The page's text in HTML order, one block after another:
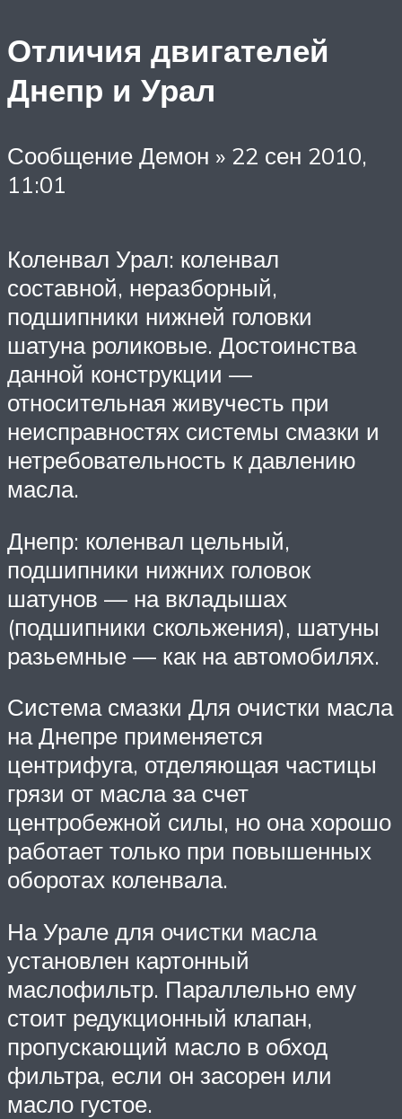
Отличия двигателей
Днепр и Урал
Сообщение Демон » 22 сен 2010,
11:01
Коленвал Урал: коленвал
составной, неразборный,
подшипники нижней головки
шатуна роликовые. Достоинства
данной конструкции —
относительная живучесть при
неисправностях системы смазки и
нетребовательность к давлению
масла.
Днепр: коленвал цельный,
подшипники нижних головок
шатунов — на вкладышах
(подшипники скольжения), шатуны
разьемные — как на автомобилях.
Система смазки Для очистки масла
на Днепре применяется
центрифуга, отделяющая частицы
грязи от масла за счет
центробежной силы, но она хорошо
работает только при повышенных
оборотах коленвала.
На Урале для очистки масла
установлен картонный
маслофильтр. Параллельно ему
стоит редукционный клапан,
пропускающий масло в обход
фильтра, если он засорен или
масло густое.